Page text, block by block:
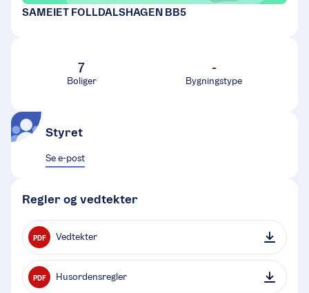
SAMEIET FOLLDALSHAGEN BB5
7
Boliger
-
Bygningstype
Styret
Se e-post
Regler og vedtekter
PDF Vedtekter
PDF Husordensregler